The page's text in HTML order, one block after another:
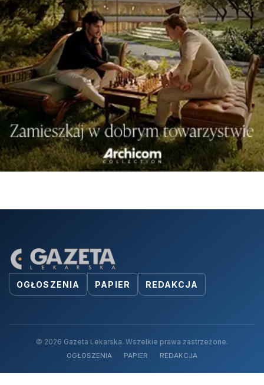
OGŁOSZENIA PAPIER REDAKCJA
© 2026 Gazeta Lekarska. Wszelkie prawa zastrzeżone.
OGŁOSZENIA PAPIER REDAKCJA